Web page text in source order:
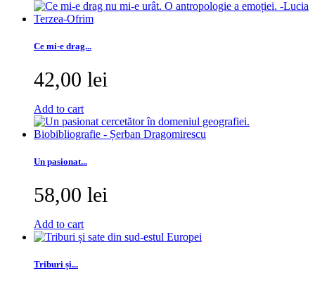
Ce mi-e drag...
42,00 lei
Add to cart
Un pasionat...
58,00 lei
Add to cart
Triburi și...